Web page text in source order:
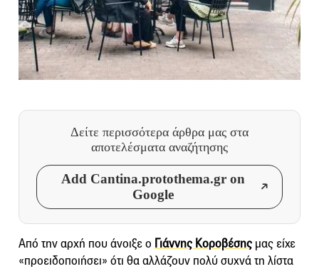
Δείτε περισσότερα άρθρα μας στα
αποτελέσματα αναζήτησης
Add Cantina.protothema.gr on
Google
Από την αρχή που άνοιξε ο Γιάννης Κοροβέσης μας είχε
«προειδοποιήσει» ότι θα αλλάζουν πολύ συχνά τη λίστα